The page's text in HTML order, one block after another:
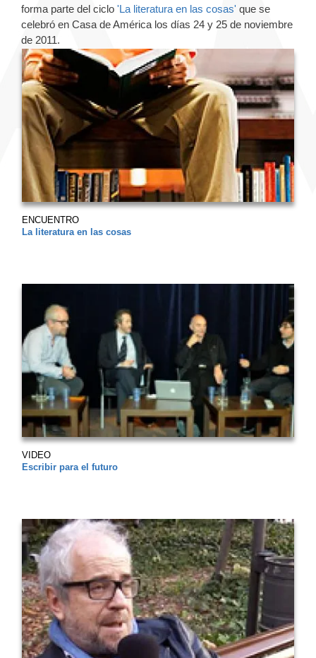
forma parte del ciclo 'La literatura en las cosas' que se
celebró en Casa de América los días 24 y 25 de noviembre
de 2011.
ENCUENTRO
La literatura en las cosas
VIDEO
Escribir para el futuro